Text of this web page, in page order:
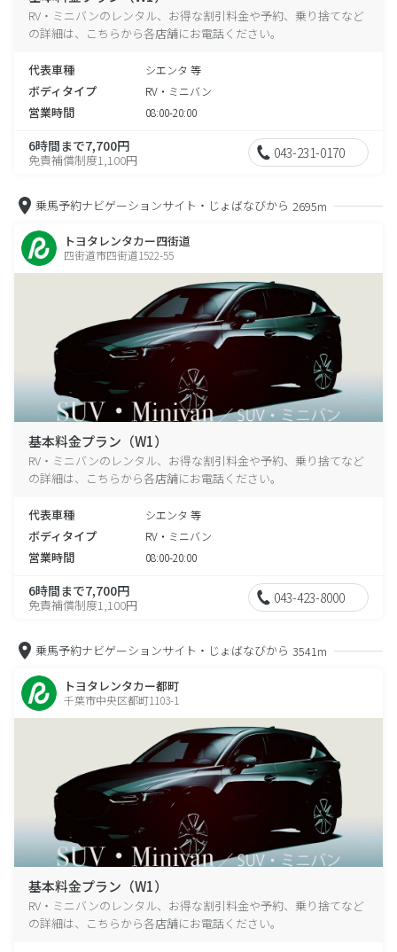
RV・ミニバンのレンタル、お得な割引料金や予約、乗り捨てなど
の詳細は、こちらから各店舗にお電話ください。
代表車種 シエンタ 等
ボディタイプ RV・ミニバン
営業時間 08:00-20:00
6時間まで7,700円
免責補償制度1,100円 043-231-0170
乗馬予約ナビゲーションサイト・じょばなびから 2695m
トヨタレンタカー四街道
四街道市四街道1522-55
基本料金プラン（W1）
RV・ミニバンのレンタル、お得な割引料金や予約、乗り捨てなど
の詳細は、こちらから各店舗にお電話ください。
代表車種 シエンタ 等
ボディタイプ RV・ミニバン
営業時間 08:00-20:00
6時間まで7,700円
免責補償制度1,100円 043-423-8000
乗馬予約ナビゲーションサイト・じょばなびから 3541m
トヨタレンタカー都町
千葉市中央区都町1103-1
基本料金プラン（W1）
RV・ミニバンのレンタル、お得な割引料金や予約、乗り捨てなど
の詳細は、こちらから各店舗にお電話ください。